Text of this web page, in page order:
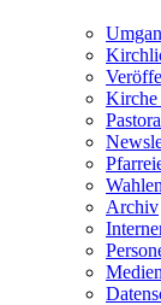
Kirche
Archiv